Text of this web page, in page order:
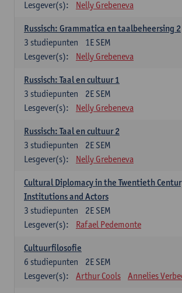
Lesgever(s):
Nelly Grebeneva
Russisch: Grammatica en taalbeheersing 2
1E SEM
3 studiepunten
Lesgever(s):
Nelly Grebeneva
Russisch: Taal en cultuur 1
2E SEM
3 studiepunten
Lesgever(s):
Nelly Grebeneva
Russisch: Taal en cultuur 2
2E SEM
3 studiepunten
Lesgever(s):
Nelly Grebeneva
Cultural Diplomacy in the Twentieth
Institutions and Actors
2E SEM
3 studiepunten
Lesgever(s):
Rafael Pedemonte
Cultuurfilosofie
2E SEM
6 studiepunten
Lesgever(s):
Arthur Cools Annelies